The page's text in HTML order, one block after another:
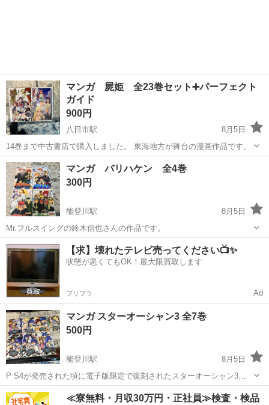
マンガ 屍姫 全23巻セット➕パーフェクト
ガイド
900円
八日市駅
8月5日
14巻まで中古書店で購入しました。 東海地方が舞台の漫画作品です。
滋賀 東近江市 八日市駅 マンガ、コミック、アニメ
古本
マンガ バリハケン 全4巻
300円
能登川駅
8月5日
Mr.フルスイングの鈴木信也さんの作品です。
滋賀 東近江市 能登川駅 マンガ、コミック、アニメ
【求】壊れたテレビ売ってください📺✨
状態が悪くてもOK！最大限買取します
プリフラ Ad
マンガ スターオーシャン3 全7巻
500円
能登川駅
8月5日
P S4が発売された頃に電子版限定で復刻されたスターオーシャン3デ
ィレクターズカット版を原作ゲームとした漫画です。 スターオーシャ
ンシリーズはドラゴンクエスト、ファイナルファンタジーに次ぐシリ
滋賀 東近江市 能登川駅 マンガ、コミック、アニメ
≪寮無料・月収30万円・正社員≫検査・検品